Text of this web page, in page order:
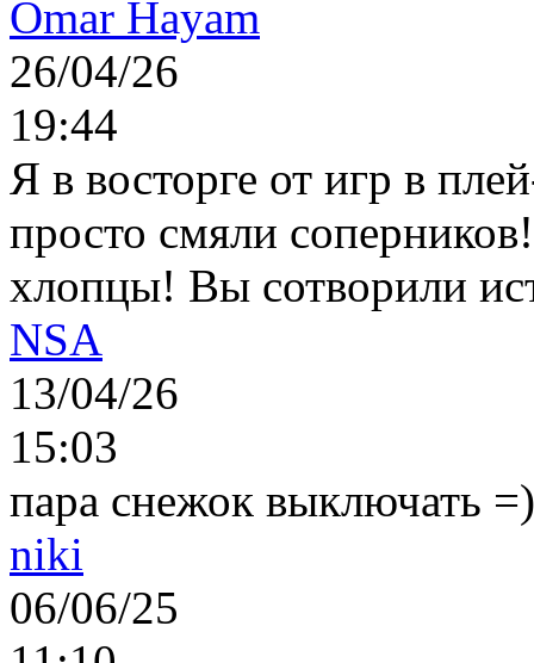
Omar Hayam
26/04/26
19:44
Я в восторге от игр в
просто смяли
хлопцы! Вы сотворили
NSA
13/04/26
15:03
пара снежок выключать
niki
06/06/25